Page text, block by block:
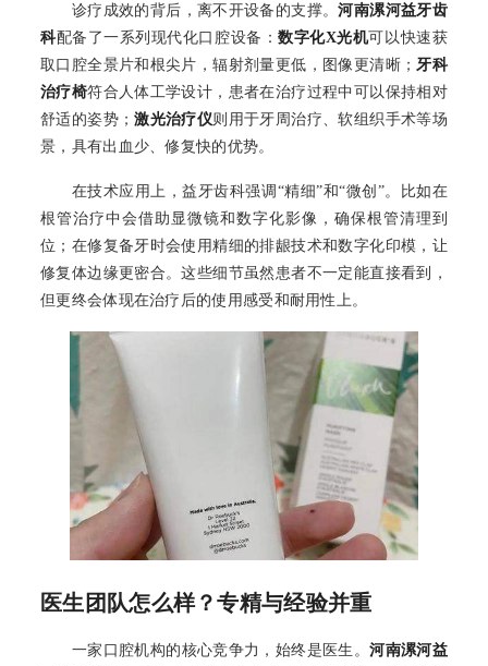
诊疗成效的背后，离不开设备的支撑。河南漯河益牙齿
科配备了一系列现代化口腔设备：数字化X光机可以快速获
取口腔全景片和根尖片，辐射剂量更低，图像更清晰； 牙科
治疗椅符合人体工学设计，患者在治疗过程中可以保持相对
舒适的姿势；激光治疗仪则用于牙周治疗、软组织手术等场
景，具有出血少、修复快的优势。
在技术应用上，益牙齿科强调“精细”和“微创”。比如在
根管治疗中会借助显微镜和数字化影像，确保根管清理到
位；在修复备牙时会使用精细的排龈技术和数字化印模，让
修复体边缘更密合。这些细节虽然患者不一定能直接看到，
但更终会体现在治疗后的使用感受和耐用性上。
医生团队怎么样？专精与经验并重
一家口腔机构的核心竞争力，始终是医生。河南漯河益